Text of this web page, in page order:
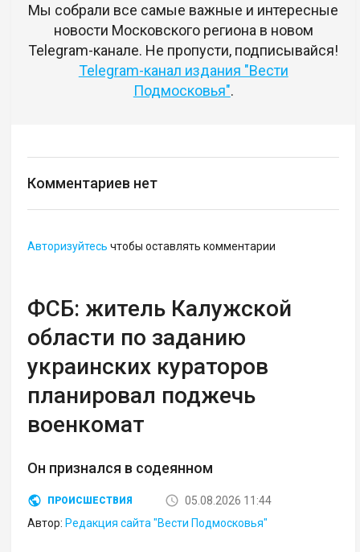
Мы собрали все самые важные и интересные
новости Московского региона в новом
Telegram-канале. Не пропусти, подписывайся!
Telegram-канал издания "Вести
Подмосковья".
Комментариев нет
Авторизуйтесь чтобы оставлять комментарии
ФСБ: житель Калужской
области по заданию
украинских кураторов
планировал поджечь
военкомат
Он признался в содеянном
ПРОИСШЕСТВИЯ
05.08.2026 11:44
Автор: Редакция сайта "Вести Подмосковья"